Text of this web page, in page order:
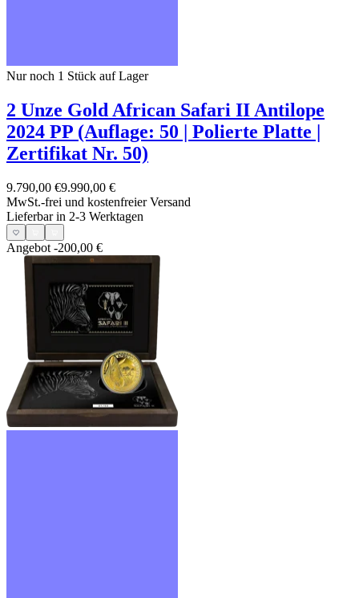
Nur noch 1 Stück auf Lager
2 Unze Gold African Safari II Antilope
2024 PP (Auflage: 50 | Polierte Platte |
Zertifikat Nr. 50)
9.790,00 €9.990,00 €
MwSt.-frei und kostenfreier Versand
Lieferbar in 2-3 Werktagen
Angebot -200,00 €